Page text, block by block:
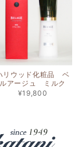
リウッド化粧品 ベ
ルアージュ ミルク
¥19,800